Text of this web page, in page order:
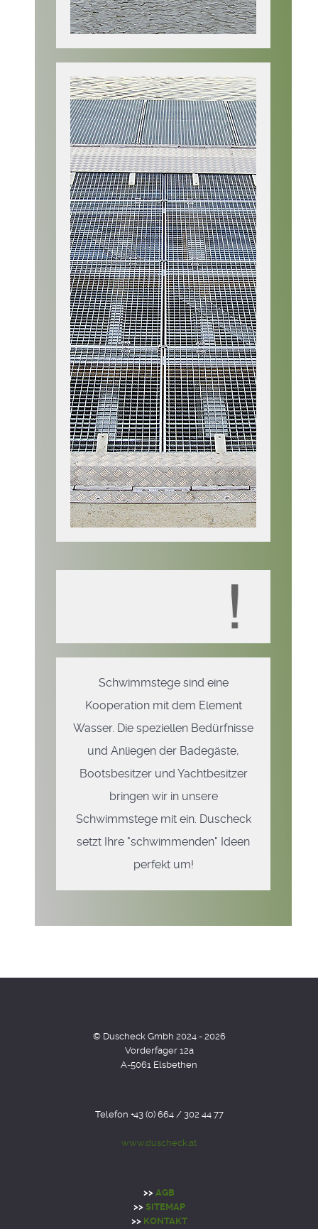
Schwimmstege sind eine
Kooperation mit dem Element
Wasser. Die speziellen Bedürfnisse
und Anliegen der Badegäste,
Bootsbesitzer und Yachtbesitzer
bringen wir in unsere
Schwimmstege mit ein. Duscheck
setzt Ihre "schwimmenden" Ideen
perfekt um!
© Duscheck Gmbh 2024 - 2026
Vorderfager 12a
A-5061 Elsbethen
Telefon +43 (0) 664 / 302 44 77
www.duscheck.at
>> AGB
>> SITEMAP
>> KONTAKT